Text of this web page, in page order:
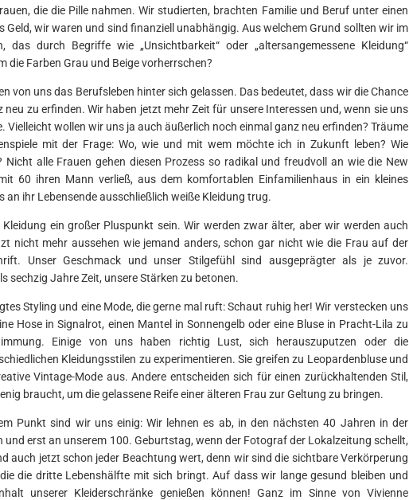
die die Pille nahmen. Wir studierten, brachten Familie und Beruf unter einen
Geld, wir waren und sind finanziell unabhängig. Aus welchem Grund sollten wir im
das durch Begriffe wie „Unsichtbarkeit“ oder „altersangemessene Kleidung“
die Farben Grau und Beige vorherrschen?
von uns das Berufsleben hinter sich gelassen. Das bedeutet, dass wir die Chance
neu zu erfinden. Wir haben jetzt mehr Zeit für unsere Interessen und, wenn sie uns
Vielleicht wollen wir uns ja auch äußerlich noch einmal ganz neu erfinden? Träume
mit der Frage: Wo, wie und mit wem möchte ich in Zukunft leben? Wie
Nicht alle Frauen gehen diesen Prozess so radikal und freudvoll an wie die New
60 ihren Mann verließ, aus dem komfortablen Einfamilienhaus in ein kleines
ihr Lebensende ausschließlich weiße Kleidung trug.
ein großer Pluspunkt sein. Wir werden zwar älter, aber wir werden auch
nicht mehr aussehen wie jemand anders, schon gar nicht wie die Frau auf der
Unser Geschmack und unser Stilgefühl sind ausgeprägter als je zuvor.
sechzig Jahre Zeit, unsere Stärken zu betonen.
Styling und eine Mode, die gerne mal ruft: Schaut ruhig her! Wir verstecken uns
Hose in Signalrot, einen Mantel in Sonnengelb oder eine Bluse in Pracht-Lila zu
Einige von uns haben richtig Lust, sich herauszuputzen oder die
Kleidungsstilen zu experimentieren. Sie greifen zu Leopardenbluse und
Vintage-Mode aus. Andere entscheiden sich für einen zurückhaltenden Stil,
braucht, um die gelassene Reife einer älteren Frau zur Geltung zu bringen.
Punkt sind wir uns einig: Wir lehnen es ab, in den nächsten 40 Jahren in der
und erst an unserem 100. Geburtstag, wenn der Fotograf der Lokalzeitung schellt,
auch jetzt schon jeder Beachtung wert, denn wir sind die sichtbare Verkörperung
die dritte Lebenshälfte mit sich bringt. Auf dass wir lange gesund bleiben und
unserer Kleiderschränke genießen können! Ganz im Sinne von Vivienne